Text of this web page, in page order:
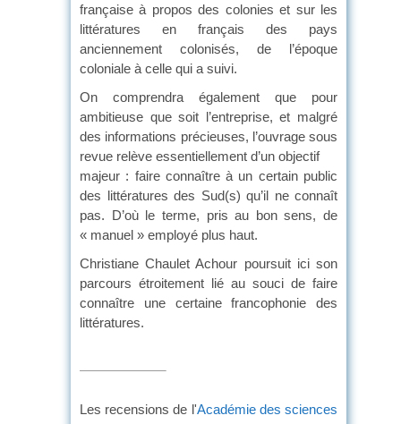
française à propos des colonies et sur les
littératures en français des pays
anciennement colonisés, de l’époque
coloniale à celle qui a suivi.
On comprendra également que pour
ambitieuse que soit l’entreprise, et malgré
des informations précieuses, l’ouvrage sous
revue relève essentiellement d’un objectif
majeur : faire connaître à un certain public
des littératures des Sud(s) qu’il ne connaît
pas. D’où le terme, pris au bon sens, de
« manuel » employé plus haut.
Christiane Chaulet Achour poursuit ici son
parcours étroitement lié au souci de faire
connaître une certaine francophonie des
littératures.
Les recensions de l'Académie des sciences